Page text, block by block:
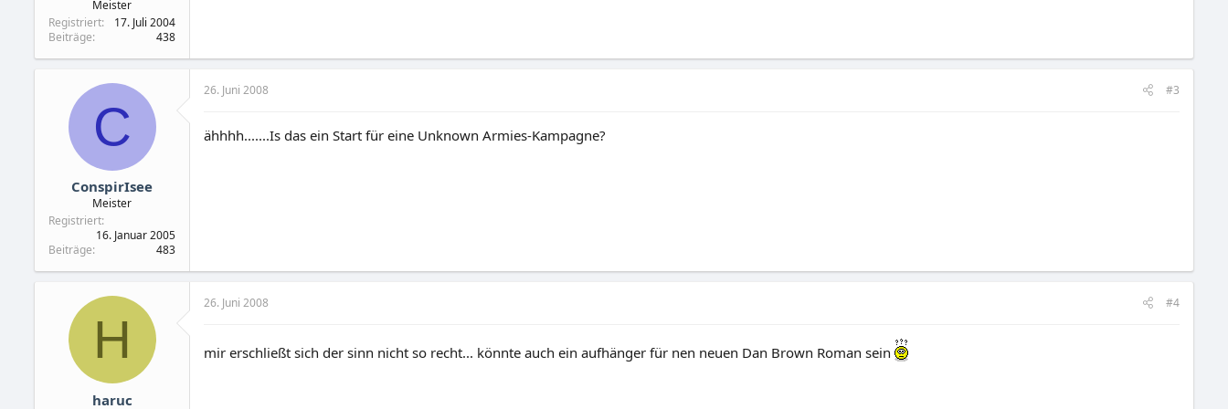
Meister
Registriert
17. Juli 2004
Beiträge
438
C
ConspirIsee
Meister
Registriert
16. Januar 2005
Beiträge
483
26. Juni 2008 #3
ähhhh.......Is das ein Start für eine Unknown Armies-Kampagne?
H
haruc
26. Juni 2008 #4
mir erschließt sich der sinn nicht so recht... könnte auch ein aufhänger für nen neuen Dan Brown Roman sein